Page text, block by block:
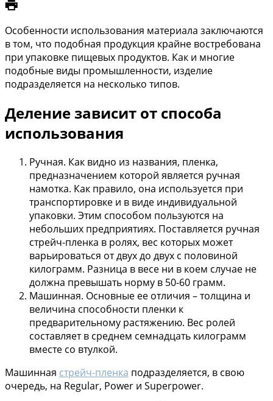
Особенности использования материала заключаются
в том, что подобная продукция крайне востребована
при упаковке пищевых продуктов. Как и многие
подобные виды промышленности, изделие
подразделяется на несколько типов.
Деление зависит от способа
использования
Ручная. Как видно из названия, пленка,
предназначением которой является ручная
намотка. Как правило, она используется при
транспортировке и в виде индивидуальной
упаковки. Этим способом пользуются на
небольших предприятиях. Поставляется ручная
стрейч-пленка в ролях, вес которых может
варьироваться от двух до двух с половиной
килограмм. Разница в весе ни в коем случае не
должна превышать норму в 50-60 грамм.
Машинная. Основные ее отличия – толщина и
величина способности пленки к
предварительному растяжению. Вес ролей
составляет в среднем семнадцать килограмм
вместе со втулкой.
Машинная стрейч-пленка подразделяется, в свою
очередь, на Regular, Power и Superpower.